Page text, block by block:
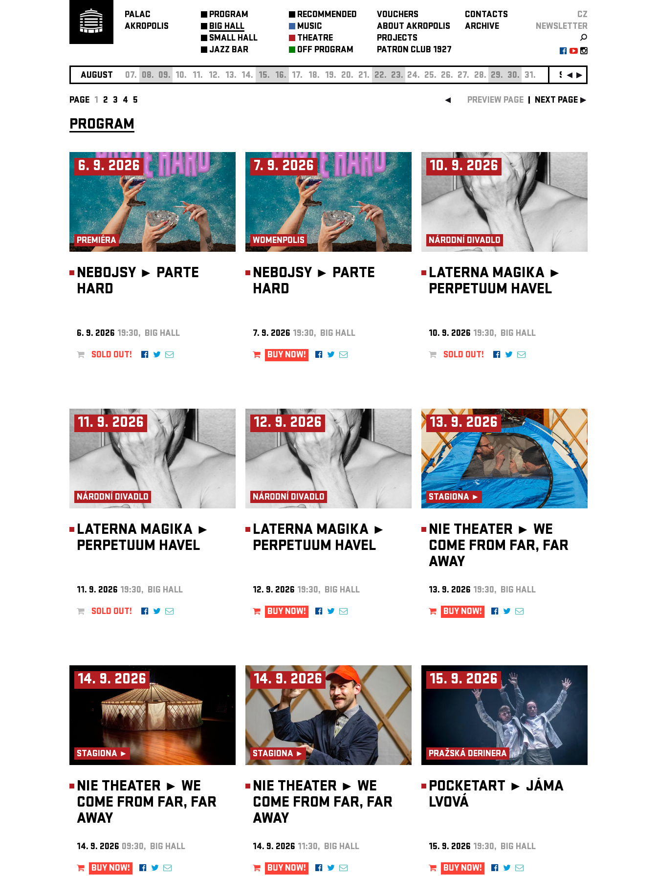
PALAC
AKROPOLIS
PROGRAM
BIG HALL
SMALL HALL
JAZZ BAR
RECOMMENDED
MUSIC
THEATRE
OFF PROGRAM
VOUCHERS
ABOUT AKROPOLIS
PROJECTS
PATRON CLUB 1927
CONTACTS
ARCHIVE
CZ
NEWSLETTER
AUGUST 07. 08. 09. 10. 11. 12. 13. 14. 15. 16. 17. 18. 19. 20. 21. 22. 23. 24. 25. 26. 27. 28. 29. 30. 31. SEPTEMBER
PAGE 1 2 3 4 5 PREVIEW PAGE NEXT PAGE
PROGRAM
6. 9. 2026
PREMIÉRA
NEBOJSY ► PARTE
HARD
6. 9. 2026 19:30, BIG HALL
SOLD OUT!
7. 9. 2026
WOMENPOLIS
NEBOJSY ► PARTE
HARD
7. 9. 2026 19:30, BIG HALL
BUY NOW!
10. 9. 2026
NÁRODNÍ DIVADLO
LATERNA MAGIKA ►
PERPETUUM HAVEL
10. 9. 2026 19:30, BIG HALL
SOLD OUT!
11. 9. 2026
NÁRODNÍ DIVADLO
LATERNA MAGIKA ►
PERPETUUM HAVEL
11. 9. 2026 19:30, BIG HALL
SOLD OUT!
12. 9. 2026
NÁRODNÍ DIVADLO
LATERNA MAGIKA ►
PERPETUUM HAVEL
12. 9. 2026 19:30, BIG HALL
BUY NOW!
13. 9. 2026
STAGIONA ►
NIE THEATER ► WE
COME FROM FAR, FAR
AWAY
13. 9. 2026 19:30, BIG HALL
BUY NOW!
14. 9. 2026
STAGIONA ►
NIE THEATER ► WE
COME FROM FAR, FAR
AWAY
14. 9. 2026 09:30, BIG HALL
BUY NOW!
14. 9. 2026
STAGIONA ►
NIE THEATER ► WE
COME FROM FAR, FAR
AWAY
14. 9. 2026 11:30, BIG HALL
BUY NOW!
15. 9. 2026
PRAŽSKÁ DERINERA
POCKETART ► JÁMA
LVOVÁ
15. 9. 2026 19:30, BIG HALL
BUY NOW!